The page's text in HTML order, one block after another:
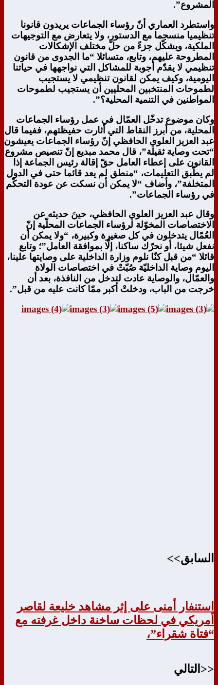
المشروع”.
واستطرد العماري أنّ رؤساء الجماعات يريدون قانونا
تنظيميا منسجما مع الدستور، ولا يتعارض مع التوجيهات
الملكية، ويشكّل جزءً من حلّ مختلف الإشكالات
المطروحة عليهم، وتابع، متسائلا “ما الجدوى من قانون
تنظيمي لا يقدّم أجوبة للمشاكل التي نواجهها في حياتنا
اليومية، وكيف يمكن لقانون تنظيمي لا يستجيب
لطموحات المنتخبين المحليين أن يستجيب لطموحات
المواطنين في التنمية المحلية؟”.
وكان موضوع تدخّل العمّال في عمل رؤساء الجماعات
المحلية، من أبرز النقاط التي أثارت حفيظتهم، ففيما قال
عبد العزيز العلوي الحافظي إنّ رؤساء الجماعات يعيشون
“تحت وصاية ثقيلة”، قال محمد مبديع إنّ تنصيص مشروع
القانون على إعطاء العامل حقّ إقالة رئيس الجماعة إذا
لم يطّبق التعليمات، “منطق لم يعد قائما حتى في الدول
المتخلفة”، وأضاف “لا يمكن أن نسكت عن عودة التحكّم
في رؤساء الجماعات”.
وقال عبد العزيز العلوي الحافظي، حينَ حديثه عن
الاختصاصات المخوّلة لرؤساء الجماعات المحلّية إنّ
العُمّال يتدخلون في كل صغيرة وكبيرة، “ولا يمكن أن
نفعل شيئا، أو نحرّك ساكنا، إلّا بموافقة العامل”؛ وتابع
قائلا “من قبل كنّا نلوم وزارة الداخلية على وصايتها علينا،
اليوم وصاية الداخليّة صُبّتْ في اختصاصات الولاة
والعمّال، والوصاية عادت لتدخل من النافذة، بعد أن
خرجت من الباب، ودخلتْ أكبر ممّا كانت عليه من قبل”.
السابق>>
استنفار أمنى على إثر مشاهد خليعة لقاصر
أمريكي في لحظات ساخنة داخل غرفته مع
“فتاة شقراء”،
<<التالي